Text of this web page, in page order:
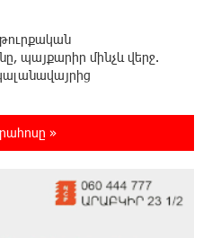
պայքարիր մինչև վերջ.
փաստաբանական
ունի Ավետիք
»